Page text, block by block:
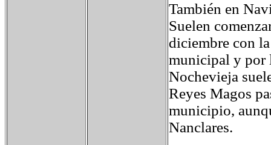
También en
Suelen
diciembre con
municipal y por
Nochevieja
Reyes Magos
municipio,
Nanclares.